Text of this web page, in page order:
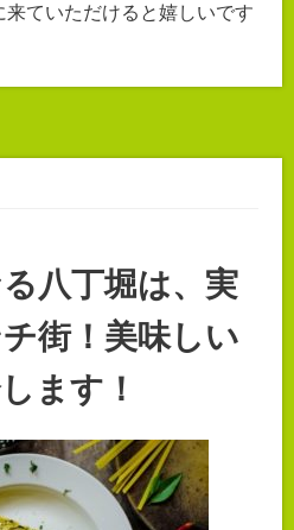
ていただけると嬉しいです
八丁堀は、実
街！美味しい
ます！